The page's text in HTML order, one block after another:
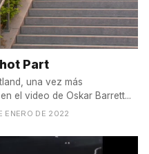
Part
una vez más
el video de Oskar Barrett...
ENERO DE 2022